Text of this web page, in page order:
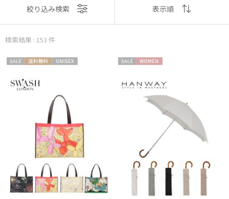
表示
おすすめ
価格の高い
価格の低い
人気順
売上点数順
お気に入り
絞り込み検索 表示順
検索結果 : 153 件
ル
料
ル
N